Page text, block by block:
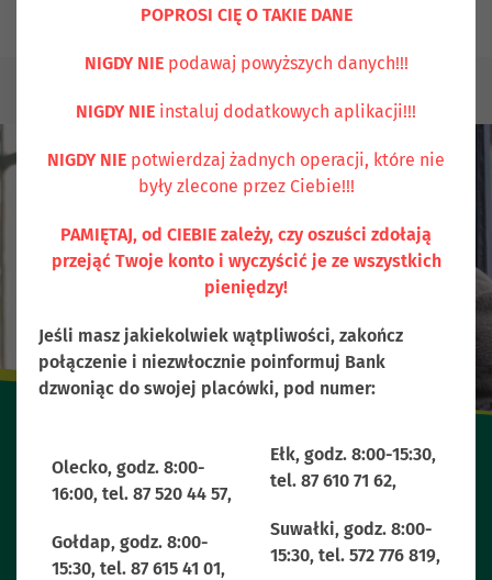
Ubezpiecz się Kontakt
Kredyty
POPROSI CIĘ O TAKIE DANE
NIGDY NIEpodawaj powyższych danych!!!
NIGDY NIE instaluj dodatkowych aplikacji!!!
NIGDY NIE potwierdzaj żadnych operacji, które nie
były zlecone przez Ciebie!!!
PAMIĘTAJ, od CIEBIE zależy, czy oszuści zdołają
przejąć Twoje konto i wyczyścić je ze wszystkich
pieniędzy!
Jeśli masz jakiekolwiek wątpliwości, zakończ
połączenie i niezwłocznie poinformuj Bank
dzwoniąc do swojej placówki, pod numer:
Olecko, godz. 8:00-
16:00, tel. 87 520 44 57,
Gołdap, godz. 8:00-
15:30, tel. 87 615 41 01,
Ełk, godz. 8:00-15:30,
tel. 87 610 71 62,
Suwałki, godz. 8:00-
15:30, tel. 572 776 819,